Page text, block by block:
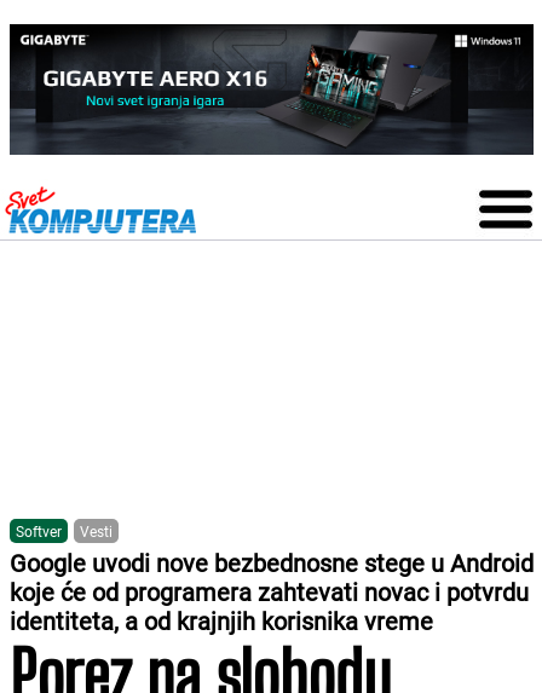
Softver Vesti
Google uvodi nove bezbednosne stege u Android
koje će od programera zahtevati novac i potvrdu
identiteta, a od krajnjih korisnika vreme